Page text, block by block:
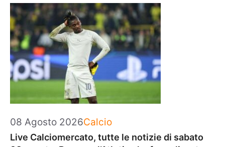
08 Agosto 2026Categorie
Calcio
Live Calciomercato, tutte le notizie di sabato